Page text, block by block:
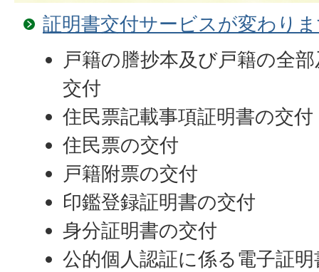
証明書交付サービスが変わり
戸籍の謄抄本及び戸籍の全
交付
住民票記載事項証明書の交付
住民票の交付
戸籍附票の交付
印鑑登録証明書の交付
身分証明書の交付
公的個人認証に係る電子証